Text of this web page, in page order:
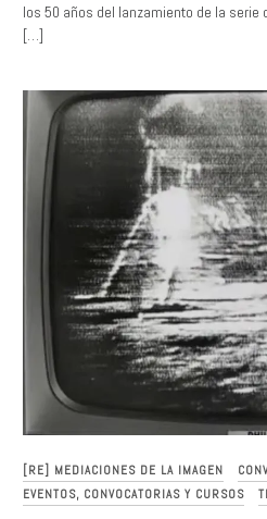
los 50 años del lanzamiento de la serie
[…]
[RE] MEDIACIONES DE LA IMAGEN
EVENTOS, CONVOCATORIAS Y CURSOS